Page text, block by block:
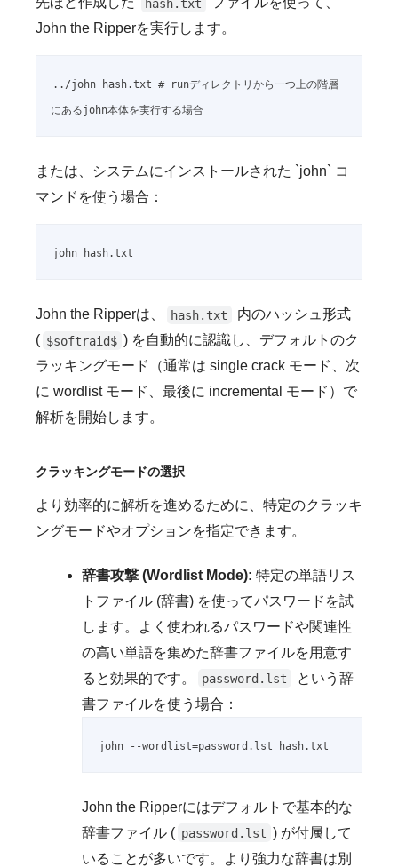
hash.txt
John the Ripperを実行します。
../john hash.txt # runディレクトリから一つ上の階層
にあるjohn本体を実行する場合
または、システムにインストールされた `john` コ
マンドを使う場合：
john hash.txt
John the Ripperは、 hash.txt
内のハッシュ形式
( $softraid$ ) を自動的に認識し、デフォルトのク
ラッキングモード（通常は single crack モード、次
に wordlist モード、最後に incremental モード）で
解析を開始します。
クラッキングモードの選択
より効率的に解析を進めるために、特定のクラッキ
ングモードやオプションを指定できます。
辞書攻撃 (Wordlist Mode): 特定の単語リス
トファイル (辞書) を使ってパスワードを試
します。よく使われるパスワードや関連性
の高い単語を集めた辞書ファイルを用意す
ると効果的です。
password.lst
という辞
書ファイルを使う場合：
john --wordlist=password.lst hash.txt
John the Ripperにはデフォルトで基本的な
辞書ファイル ( password.lst ) が付属して
いることが多いです。より強力な辞書は別